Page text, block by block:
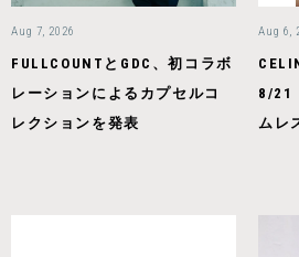
Aug 7, 2026
FULLCOUNTとGDC、初コラボ
レーションによるカプセルコ
レクションを発表
Aug 6,
8/21
ムレ